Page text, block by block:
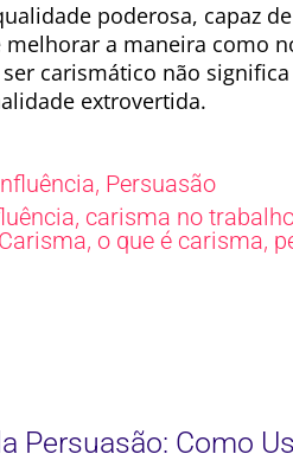
poderosa, capaz
a maneira como
carismático não
extrovertida.
, Persuasão
, carisma no
, o que é carisma,
Persuasão: Como